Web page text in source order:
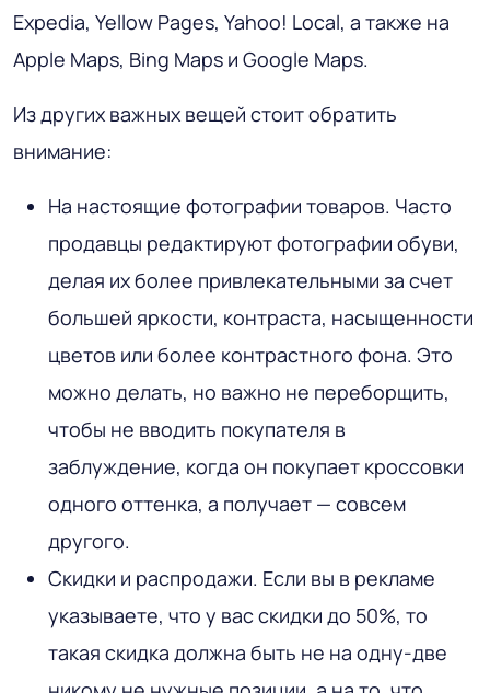
Expedia, Yellow Pages, Yahoo! Local, а также на
Apple Maps, Bing Maps и Google Maps.
Из других важных вещей стоит обратить
внимание:
На настоящие фотографии товаров. Часто
продавцы редактируют фотографии обуви,
делая их более привлекательными за счет
большей яркости, контраста, насыщенности
цветов или более контрастного фона. Это
можно делать, но важно не переборщить,
чтобы не вводить покупателя в
заблуждение, когда он покупает кроссовки
одного оттенка, а получает — совсем
другого.
Скидки и распродажи. Если вы в рекламе
указываете, что у вас скидки до 50%, то
такая скидка должна быть не на одну-две